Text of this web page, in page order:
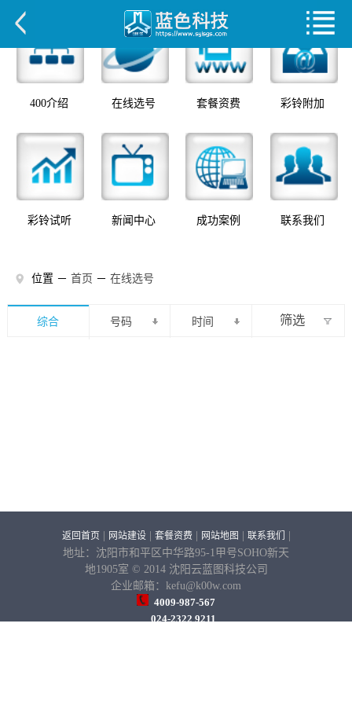
400介绍 在线选号 套餐资费 彩铃附加
彩铃试听 新闻中心 成功案例 联系我们
位置 － 首页 － 在线选号
综合 号码 时间 筛选
返回首页| 网站建设| 套餐资费 | 网站地图 | 联系我们
|
地址：沈阳市和平区中华路95-1甲号SOHO新天
地1905室 © 2014 沈阳云蓝图科技公司
企业邮箱：kefu@k00w.com
4009-987-567
024-2322 9211